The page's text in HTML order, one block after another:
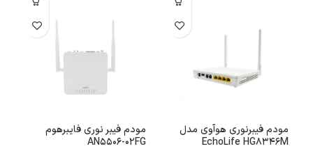
مودم فیبرنوری هوآوی مدل
EchoLife HG8346M
مودم فیبر نوری فایبرهوم
AN5506-02FG